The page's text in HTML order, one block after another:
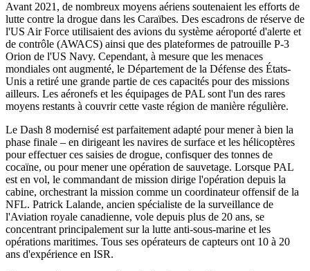
Avant 2021, de nombreux moyens aériens soutenaient les efforts de
lutte contre la drogue dans les Caraïbes. Des escadrons de réserve de
l'US Air Force utilisaient des avions du système aéroporté d'alerte et
de contrôle (AWACS) ainsi que des plateformes de patrouille P-3
Orion de l'US Navy. Cependant, à mesure que les menaces
mondiales ont augmenté, le Département de la Défense des États-
Unis a retiré une grande partie de ces capacités pour des missions
ailleurs. Les aéronefs et les équipages de PAL sont l'un des rares
moyens restants à couvrir cette vaste région de manière régulière.
Le Dash 8 modernisé est parfaitement adapté pour mener à bien la
phase finale – en dirigeant les navires de surface et les hélicoptères
pour effectuer ces saisies de drogue, confisquer des tonnes de
cocaïne, ou pour mener une opération de sauvetage. Lorsque PAL
est en vol, le commandant de mission dirige l'opération depuis la
cabine, orchestrant la mission comme un coordinateur offensif de la
NFL. Patrick Lalande, ancien spécialiste de la surveillance de
l'Aviation royale canadienne, vole depuis plus de 20 ans, se
concentrant principalement sur la lutte anti-sous-marine et les
opérations maritimes. Tous ses opérateurs de capteurs ont 10 à 20
ans d'expérience en ISR.